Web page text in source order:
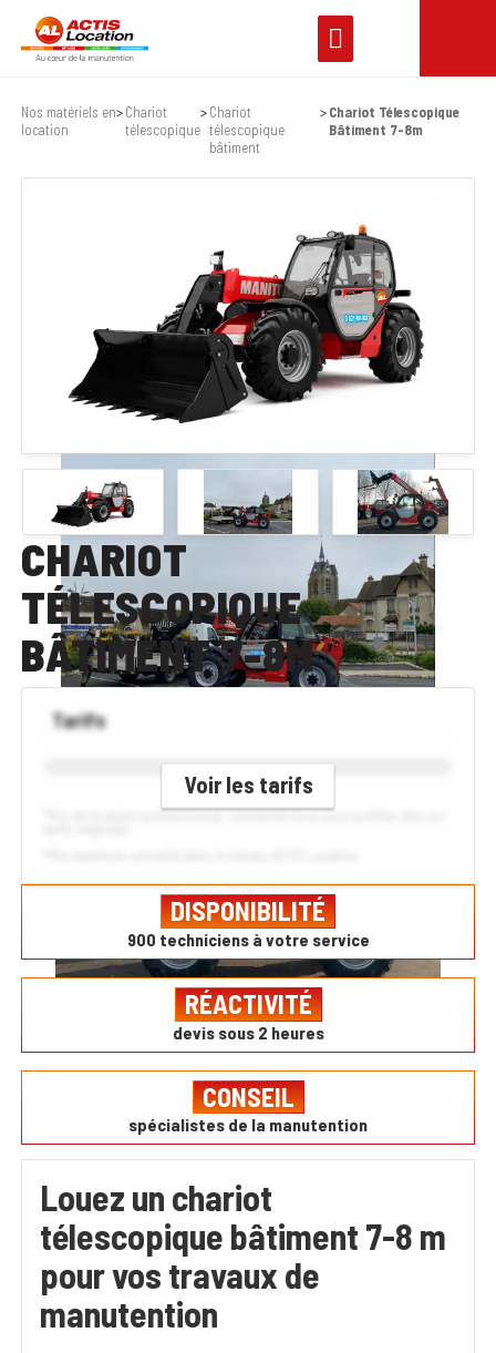
Nos matériels en
location
Chariot
télescopique
Chariot
télescopique
bâtiment
Chariot Télescopique
Bâtiment 7-8m
Louez un chariot
télescopique bâtiment 7-8 m
pour vos travaux de
manutention
CHARIOT
TÉLESCOPIQUE
BÂTIMENT 7-8M
DISPONIBILITÉ
900 techniciens à votre service
RÉACTIVITÉ
devis sous 2 heures
CONSEIL
spécialistes de la manutention
Voir les tarifs
Tarifs
*Prix de location professionnel, connectez-vous pour profiter des vos